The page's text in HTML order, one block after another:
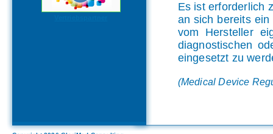
Es ist erforderlich
an sich bereits
vom Hersteller
diagnostischen
eingesetzt zu
(Medical Device